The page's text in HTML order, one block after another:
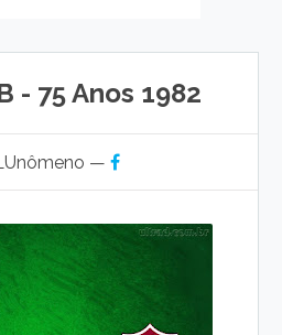
- 75 Anos 1982
—